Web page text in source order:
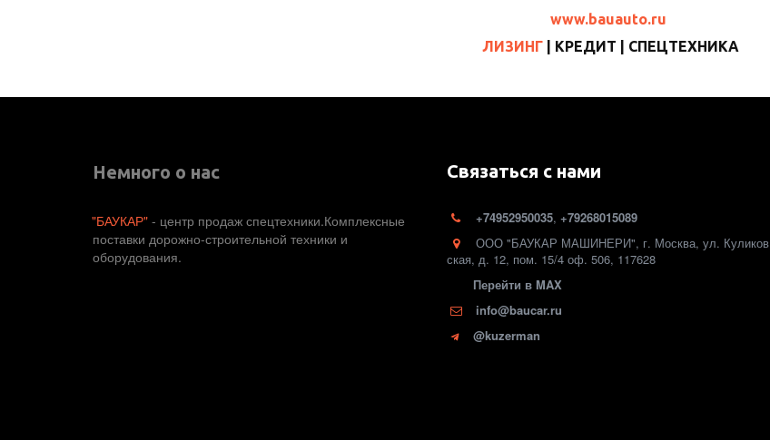
www.bauauto.ru
ЛИЗИНГ| КРЕДИТ | СПЕЦТЕХНИКА
Немного о нас
"БАУКАР" - центр продаж спецтехники.Комплексные
поставки дорожно-строительной техники и
оборудования.
Связаться с нами
+74952950035, +79268015089
ООО "БАУКАР МАШИНЕРИ", г. Москва, ул. Куликов
ская, д. 12, пом. 15/4 оф. 506, 117628
Перейти в MAX
info@baucar.ru
@kuzerman